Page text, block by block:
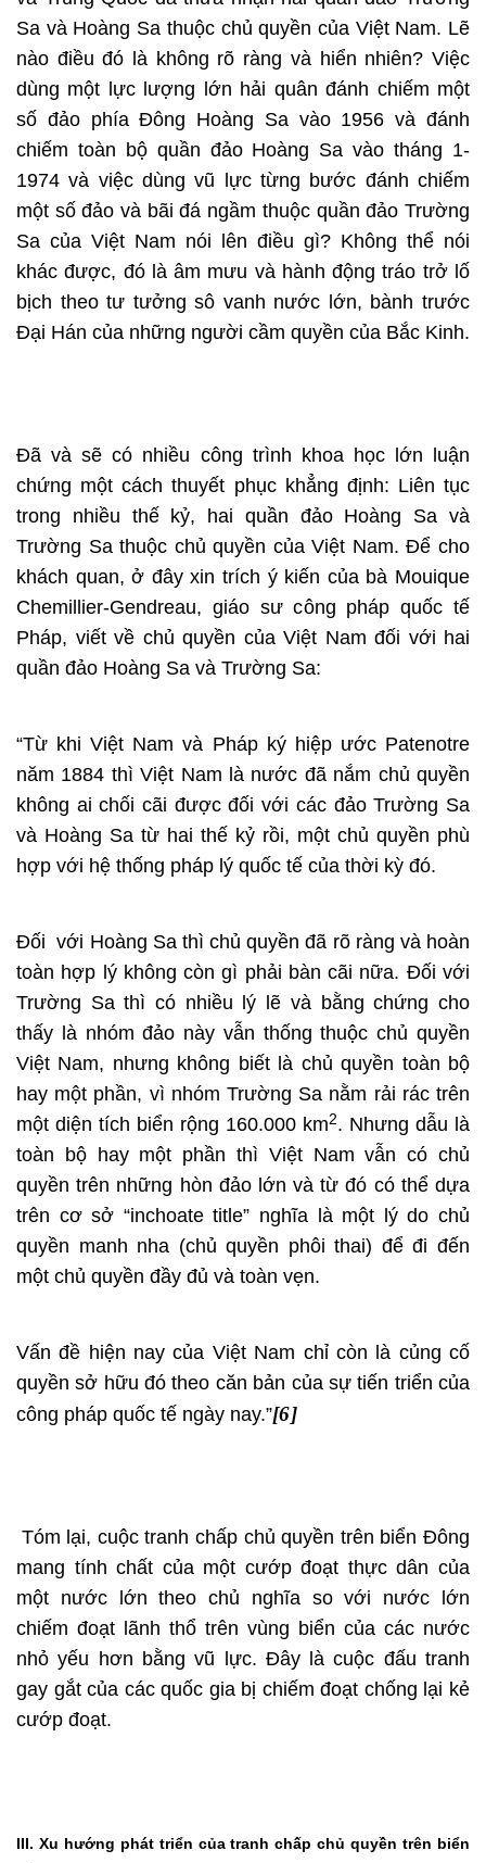
Sa và Hoàng Sa thuộc chủ quyền của Việt Nam. Lẽ
nào điều đó là không rõ ràng và hiển nhiên? Việc
dùng một lực lượng lớn hải quân đánh chiếm một
số đảo phía Đông Hoàng Sa vào 1956 và đánh
chiếm toàn bộ quần đảo Hoàng Sa vào tháng 1-
1974 và việc dùng vũ lực từng bước đánh chiếm
một số đảo và bãi đá ngầm thuộc quần đảo Trường
Sa của Việt Nam nói lên điều gì? Không thể nói
khác được, đó là âm mưu và hành động tráo trở lố
bịch theo tư tưởng sô vanh nước lớn, bành trước
Đại Hán của những người cầm quyền của Bắc Kinh.
Đã và sẽ có nhiều công trình khoa học lớn luận
chứng một cách thuyết phục khẳng định: Liên tục
trong nhiều thế kỷ, hai quần đảo Hoàng Sa và
Trường Sa thuộc chủ quyền của Việt Nam. Để cho
khách quan, ở đây xin trích ý kiến của bà Mouique
Chemillier-Gendreau, giáo sư công pháp quốc tế
Pháp, viết về chủ quyền của Việt Nam đối với hai
quần đảo Hoàng Sa và Trường Sa:
“Từ khi Việt Nam và Pháp ký hiệp ước Patenotre
năm 1884 thì Việt Nam là nước đã nắm chủ quyền
không ai chối cãi được đối với các đảo Trường Sa
và Hoàng Sa từ hai thế kỷ rồi, một chủ quyền phù
hợp với hệ thống pháp lý quốc tế của thời kỳ đó.
Đối với Hoàng Sa thì chủ quyền đã rõ ràng và hoàn
toàn hợp lý không còn gì phải bàn cãi nữa. Đối với
Trường Sa thì có nhiều lý lẽ và bằng chứng cho
thấy là nhóm đảo này vẫn thống thuộc chủ quyền
Việt Nam, nhưng không biết là chủ quyền toàn bộ
hay một phần, vì nhóm Trường Sa nằm rải rác trên
một diện tích biển rộng 160.000 km2. Nhưng dẫu là
toàn bộ hay một phần thì Việt Nam vẫn có chủ
quyền trên những hòn đảo lớn và từ đó có thể dựa
trên cơ sở “inchoate title” nghĩa là một lý do chủ
quyền manh nha (chủ quyền phôi thai) để đi đến
một chủ quyền đầy đủ và toàn vẹn.
Vấn đề hiện nay của Việt Nam chỉ còn là củng cố
quyền sở hữu đó theo căn bản của sự tiến triển của
công pháp quốc tế ngày nay.”[6]
Tóm lại, cuộc tranh chấp chủ quyền trên biển Đông
mang tính chất của một cướp đoạt thực dân của
một nước lớn theo chủ nghĩa so với nước lớn
chiếm đoạt lãnh thổ trên vùng biển của các nước
nhỏ yếu hơn bằng vũ lực. Đây là cuộc đấu tranh
gay gắt của các quốc gia bị chiếm đoạt chống lại kẻ
cướp đoạt.
III. Xu hướng phát triển của tranh chấp chủ quyền trên biển